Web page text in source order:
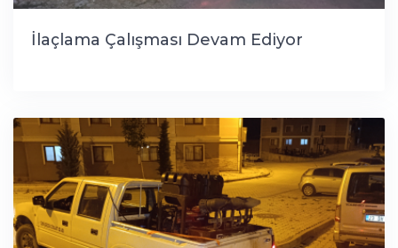
İlaçlama Çalışması Devam Ediyor